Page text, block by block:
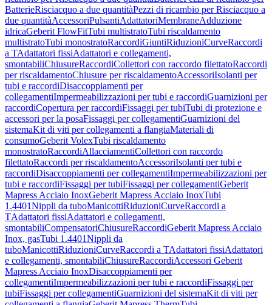
BatterieRisciacquo a due quantitàPezzi di ricambio per Risciacquo a
due quantitàAccessoriPulsantiAdattatoriMembraneAdduzione
idricaGeberit FlowFitTubi multistratoTubi riscaldamento
multistratoTubi monostratoRaccordiGiuntiRiduzioniCurveRaccordi
a TAdattatori fissiAdattatori e collegamenti,
smontabiliChiusureRaccordiCollettori con raccordo filettatoRaccordi
per riscaldamentoChiusure per riscaldamentoAccessoriIsolanti per
tubi e raccordiDisaccoppiamenti per
collegamentiImpermeabilizzazioni per tubi e raccordiGuarnizioni per
raccordiCopertura per raccordiFissaggi per tubiTubi di protezione e
accessori per la posaFissaggi per collegamentiGuarnizioni del
sistemaKit di viti per collegamenti a flangiaMateriali di
consumoGeberit VolexTubi riscaldamento
monostratoRaccordiAllacciamentiCollettori con raccordo
filettatoRaccordi per riscaldamentoAccessoriIsolanti per tubi e
raccordiDisaccoppiamenti per collegamentiImpermeabilizzazioni per
tubi e raccordiFissaggi per tubiFissaggi per collegamentiGeberit
Mapress Acciaio InoxGeberit Mapress Acciaio InoxTubi
1.4401Nippli da tuboManicottiRiduzioniCurveRaccordi a
TAdattatori fissiAdattatori e collegamenti,
smontabiliCompensatoriChiusureRaccordiGeberit Mapress Acciaio
Inox, gasTubi 1.4401Nippli da
tuboManicottiRiduzioniCurveRaccordi a TAdattatori fissiAdattatori
e collegamenti, smontabiliChiusureRaccordiAccessori Geberit
Mapress Acciaio InoxDisaccoppiamenti per
collegamentiImpermeabilizzazioni per tubi e raccordiFissaggi per
tubiFissaggi per collegamentiGuarnizioni del sistemaKit di viti per